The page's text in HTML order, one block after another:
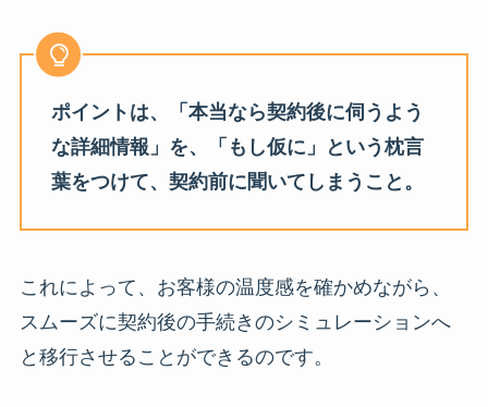
ポイントは、「本当なら契約後に伺うよう
な詳細情報」を、「もし仮に」という枕言
葉をつけて、契約前に聞いてしまうこと。
これによって、お客様の温度感を確かめながら、
スムーズに契約後の手続きのシミュレーションへ
と移行させることができるのです。